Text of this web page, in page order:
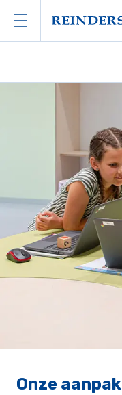
Onze aanpak